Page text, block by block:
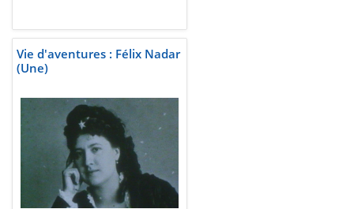
Vie d'aventures : Félix Nadar
(Une)